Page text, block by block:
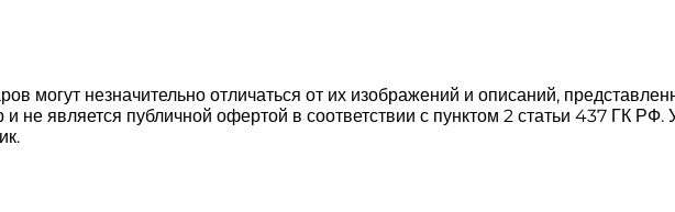
могут незначительно отличаться от их изображений и описаний,
является публичной офертой в соответствии с пунктом 2 статьи 437 ГК РФ.